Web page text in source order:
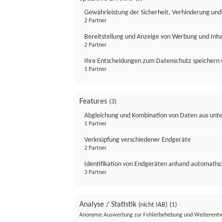
Gewährleistung der Sicherheit, Verhinderung
2 Partner
Bereitstellung und Anzeige von Werbung und
2 Partner
Ihre Entscheidungen zum Datenschutz
1 Partner
Features (3)
Abgleichung und Kombination von Daten aus
1 Partner
Verknüpfung verschiedener Endgeräte
2 Partner
Identifikation von Endgeräten anhand
3 Partner
Analyse / Statistik (nicht IAB) (1)
Anonyme Auswertung zur Fehlerbehebung und